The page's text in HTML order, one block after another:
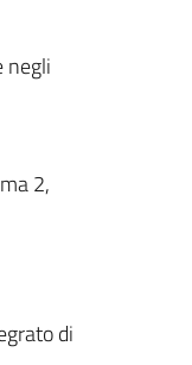
negli
2,
di